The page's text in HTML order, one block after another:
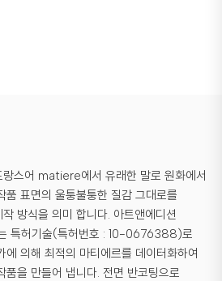
랑스어 matiere에서 유래한 말로 원화에서
품 표면의 울퉁불퉁한 질감 그대로를
방식을 의미 합니다. 아트앤에디션
특허기술(특허번호 : 10-0676388)로
에 의해 최적의 마티에르를 데이터화하여
품을 만들어 냅니다. 전면 반코팅으로